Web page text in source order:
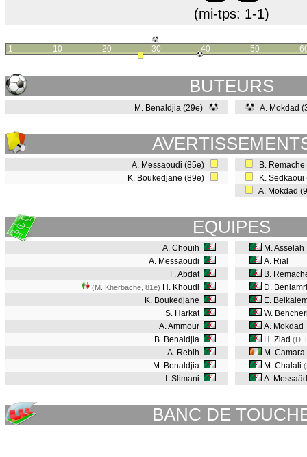
(mi-tps: 1-1)
1 10 20 30 40 50
BUTEURS
M. Benaldjia (29e) A. Mokdad
A. Messaoudi (85e)
K. Boukedjane (89e)
B.
K.
A. Mokdad
EQUIPES
A. Chouih
A. Messaoudi
F. Abdat
(M. Kherbache, 81e) H. Khoudi
K. Boukedjane
S. Harkat
A. Ammour
B. Benaldjia
A. Rebih
M. Benaldjia
I. Slimani
M. Asselah
A. Rial
B.
D. Benlamri
E.
W.
A. Mokdad
H. Ziad (D.
M. Camara
M. Chalali
A.
BANC DE